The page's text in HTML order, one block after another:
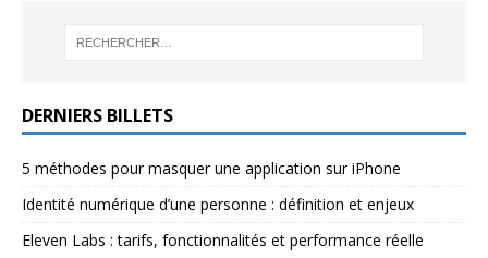
DERNIERS BILLETS
5 méthodes pour masquer une application sur iPhone
Identité numérique d’une personne : définition et enjeux
Eleven Labs : tarifs, fonctionnalités et performance réelle